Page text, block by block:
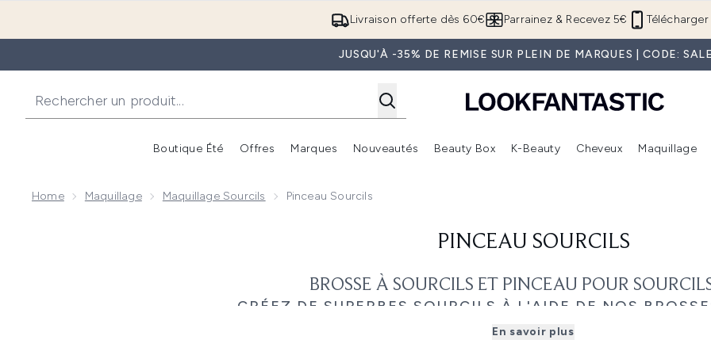
Passer au contenu principal
Livraison offerte dès 60€ Télécharger
Parrainez & Recevez 5€
JUSQU'À -35% DE REMISE SUR PLEIN DE MARQUES | CODE:
Boutique Été
Accédez au sous-menu (Boutique Été )
Offres
Accédez au sous-menu (Offres)
Marques
Accédez au sous-menu (Marques)
Nouveautés
Accédez au sous-menu (Nouveautés)
Beauty Box
Accédez au sous-menu (Beauty Box)
K-Beauty Cheveux Maquillage
Home Maquillage Maquillage Sourcils​ Pinceau Sourcils
PINCEAU SOURCILS
BROSSE À SOURCILS ET PINCEAU POUR
CRÉEZ DE SUPERBES SOURCILS À L'AIDE DE NOS
produits de maquillage possibles. L'utilisation d'un pinceau à sourcils est la meilleure
En savoir plus